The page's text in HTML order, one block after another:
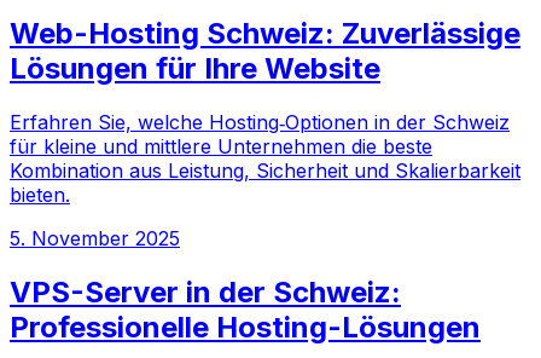
Web-Hosting Schweiz: Zuverlässige
Lösungen für Ihre Website
Erfahren Sie, welche Hosting‑Optionen in der Schweiz
für kleine und mittlere Unternehmen die beste
Kombination aus Leistung, Sicherheit und Skalierbarkeit
bieten.
5. November 2025
VPS-Server in der Schweiz:
Professionelle Hosting-Lösungen